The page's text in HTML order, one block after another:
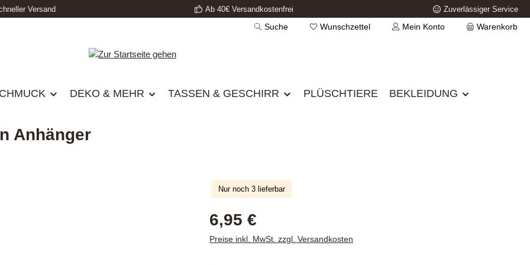
Versand Ab 40€ Versandkostenfrei Zuverlässiger Service
Suche Wunschzettel Mein Konto Warenkorb
DEKO & MEHR TASSEN & GESCHIRR PLÜSCHTIERE BEKLEIDUNG
Anhänger
Nur noch 3 lieferbar
Regulärer Preis:
6,95 €
Preise inkl. MwSt. zzgl. Versandkosten